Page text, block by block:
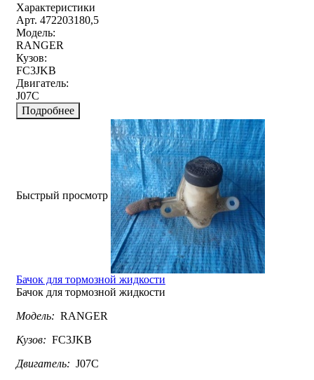
Характеристики
Арт. 472203180,5
Модель:
RANGER
Кузов:
FC3JKB
Двигатель:
J07C
Подробнее
Быстрый просмотр
Бачок для тормозной жидкости
Бачок для тормозной жидкости
Модель: RANGER
Кузов: FC3JKB
Двигатель: J07C